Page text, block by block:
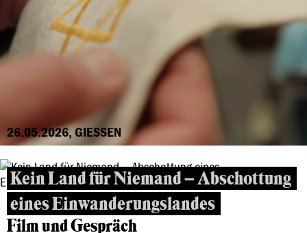
26.05.2026, GIESSEN
Kein Land für Niemand – Abschottung
eines Einwanderungslandes
Film und Gespräch